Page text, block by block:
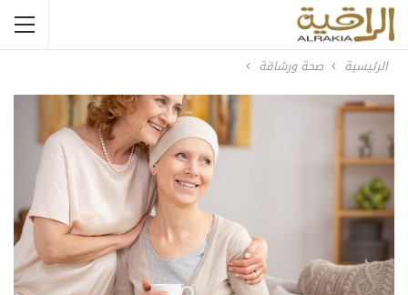
الرئيسية صحة ورشاقة